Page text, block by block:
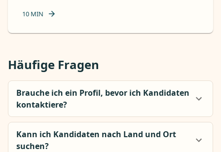
10 MIN
Häufige Fragen
Brauche ich ein Profil, bevor ich Kandidaten
kontaktiere?
Kann ich Kandidaten nach Land und Ort
suchen?